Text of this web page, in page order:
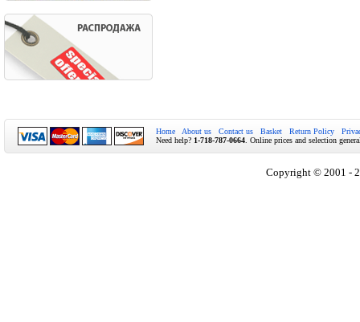
Home About us Contact us Basket Return Policy
Need help? 1-718-787-0664 . Online prices and selection
Copyright © 2001 -